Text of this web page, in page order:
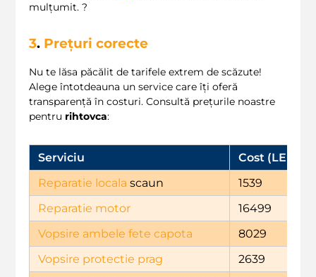
mulțumit. ?
3. Prețuri corecte
Nu te lăsa păcălit de tarifele extrem de scăzute!
Alege întotdeauna un service care îți oferă
transparență în costuri. Consultă prețurile noastre
pentru rihtovca:
Serviciu
Cost (LEI)
Reparatie locala scaun
1539
Reparatie motor
16499
Vopsire ambele fete capota
8029
Vopsire protectie prag
2639